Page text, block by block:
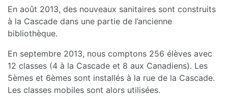
En août 2013, des nouveaux sanitaires sont construits
à la Cascade dans une partie de l’ancienne
bibliothèque.
En septembre 2013, nous comptons 256 élèves avec
12 classes (4 à la Cascade et 8 aux Canadiens). Les
5èmes et 6èmes sont installés à la rue de la Cascade.
Les classes mobiles sont alors utilisées.